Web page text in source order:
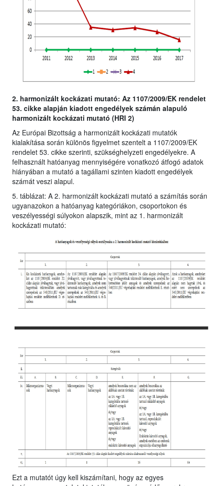
2. harmonizált kockázati mutató: Az 1107/2009/EK rendelet
53. cikke alapján kiadott engedélyek számán alapuló
harmonizált kockázati mutató (HRI 2)
Az Európai Bizottság a harmonizált kockázati mutatók
kialakítása során különös figyelmet szentelt a 1107/2009/EK
rendelet 53. cikke szerinti, szükséghelyzeti engedélyekre. A
felhasznált hatóanyag mennyiségére vonatkozó átfogó adatok
hiányában a mutató a tagállami szinten kiadott engedélyek
számát veszi alapul.
5. táblázat: A 2. harmonizált kockázati mutató a számítás során
ugyanazokon a hatóanyag kategóriákon, csoportokon és
veszélyességi súlyokon alapszik, mint az 1. harmonizált
kockázati mutató:
Ezt a mutatót úgy kell kiszámítani, hogy az egyes